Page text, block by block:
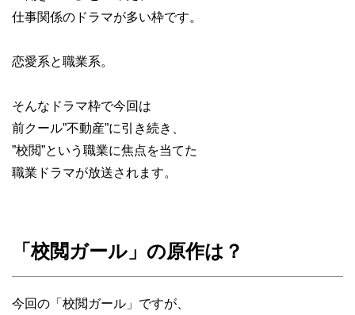
仕事関係のドラマが多い枠です。
恋愛系と職業系。
そんなドラマ枠で今回は
前クール”不動産”に引き続き、
”校閲”という職業に焦点を当てた
職業ドラマが放送されます。
「校閲ガール」の原作は？
今回の「校閲ガール」ですが、